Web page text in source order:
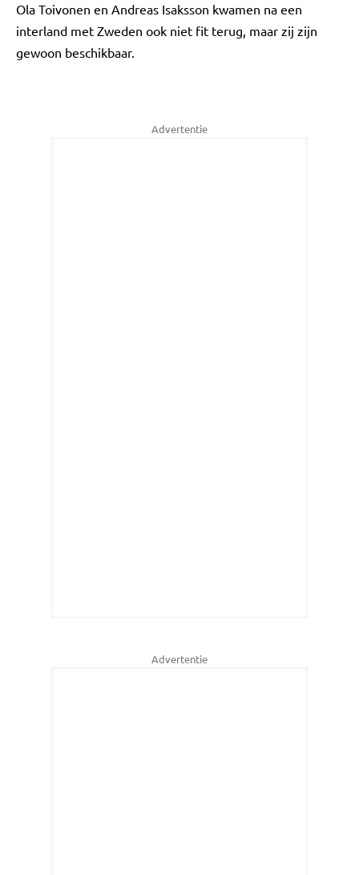
Ola Toivonen en Andreas Isaksson kwamen na een
interland met Zweden ook niet fit terug, maar zij zijn
gewoon beschikbaar.
Advertentie
Advertentie